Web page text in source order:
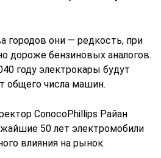
городов они — редкость, при
дороже бензиновых аналогов.
году электрокары будут
общего числа машин.
ConocoPhillips Райан
50 лет электромобили
влияния на рынок.